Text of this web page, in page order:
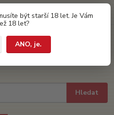
být starší 18 let. Je Vám
18 let?
ANO, je.
Hledat
za0 Kč